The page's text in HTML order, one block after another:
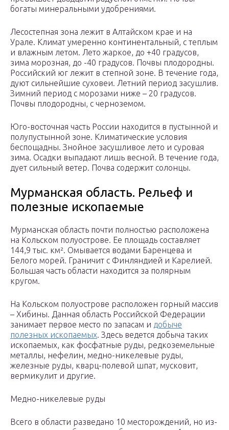
богаты минеральными удобрениями.
Лесостепная зона лежит в Алтайском крае и на
Урале. Климат умеренно континентальный, с теплым
и влажным летом. Лето жаркое, до +40 градусов,
зима морозная, до -40 градусов. Почвы плодородны.
Российский юг лежит в степной зоне. В течение года,
дуют сильнейшие суховеи. Летний период засушлив.
Зимний период с морозами ниже – 20 градусов.
Почвы плодородны, с черноземом.
Юго-восточная часть России находится в пустынной и
полупустынной зоне. Климатические условия
беспощадны. Знойное засушливое лето и суровая
зима. Осадки выпадают лишь весной. В течение года,
дует сильный ветер. Почва содержит солонцы.
Мурманская область. Рельеф и
полезные ископаемые
Мурманская область почти полностью расположена
на Кольском полуострове. Ее площадь составляет
144,9 тыс. км². Омывается водами Баренцева и
Белого морей. Граничит с Финляндией и Карелией.
Большая часть области находится за полярным
кругом.
На Кольском полуострове расположен горный массив
– Хибины. Данная область Российской Федерации
занимает первое место по запасам и добыче
полезных ископаемых. Здесь ведется добыча таких
ископаемых, как фосфатные руды, редкоземельные
металлы, нефелин, медно-никелевые руды,
железные руды, кварц-полевой шпат, мусковит,
вермикулит и другие.
Медно-никелевые руды
Всего в области разведано 10 месторождений, но из-